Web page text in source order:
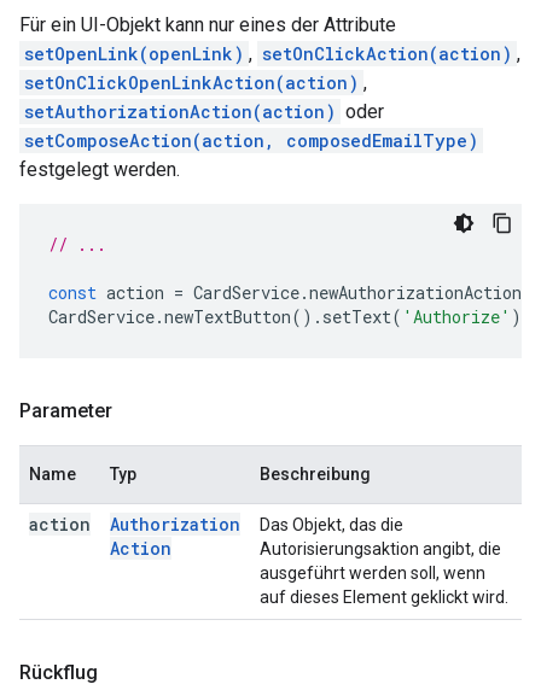
Für ein UI-Objekt kann nur eines der Attribute
setOpenLink(openLink) , setOnClickAction(action) ,
setOnClickOpenLinkAction(action) ,
setAuthorizationAction(action) oder
setComposeAction(action, composedEmailType)
festgelegt werden.
// ...
const action = CardService.newAuthorizationAction
CardService.newTextButton(). setText( 'Authorize' ).
Parameter
Name Typ Beschreibung
action
Authorization
Action
Das Objekt, das die
Autorisierungsaktion angibt, die
ausgeführt werden soll, wenn
auf dieses Element geklickt wird.
Rückflug